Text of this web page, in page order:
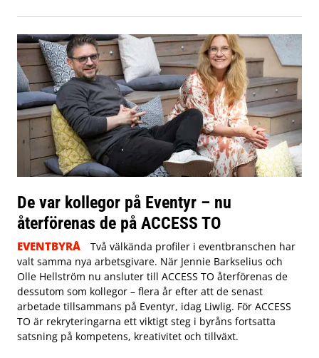
De var kollegor på Eventyr – nu
återförenas de på ACCESS TO
EVENTBYRÅ
Två välkända profiler i eventbranschen har
valt samma nya arbetsgivare. När Jennie Barkselius och
Olle Hellström nu ansluter till ACCESS TO återförenas de
dessutom som kollegor – flera år efter att de senast
arbetade tillsammans på Eventyr, idag Liwlig. För ACCESS
TO är rekryteringarna ett viktigt steg i byråns fortsatta
satsning på kompetens, kreativitet och tillväxt.